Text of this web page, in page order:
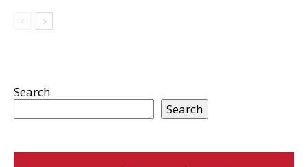
Search
Search